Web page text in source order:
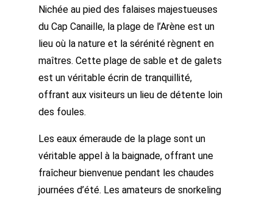
Nichée au pied des falaises majestueuses
du Cap Canaille, la plage de l’Arène est un
lieu où la nature et la sérénité règnent en
maîtres. Cette plage de sable et de galets
est un véritable écrin de tranquillité,
offrant aux visiteurs un lieu de détente loin
des foules.
Les eaux émeraude de la plage sont un
véritable appel à la baignade, offrant une
fraîcheur bienvenue pendant les chaudes
journées d’été. Les amateurs de snorkeling